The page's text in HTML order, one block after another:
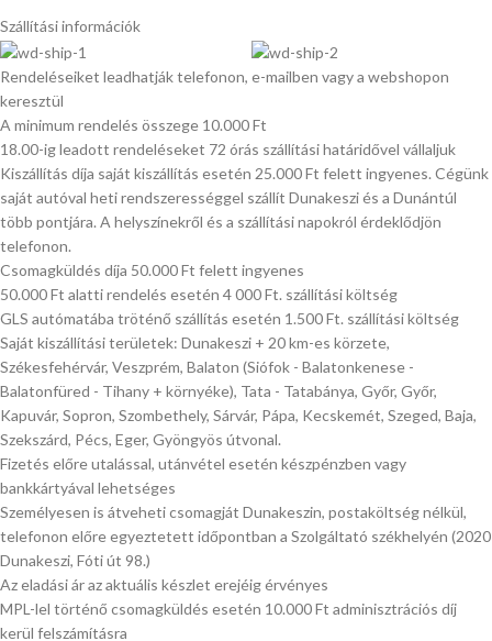
Szállítási információk
Rendeléseiket leadhatják telefonon, e-mailben vagy a webshopon
keresztül
A minimum rendelés összege 10.000 Ft
18.00-ig leadott rendeléseket 72 órás szállítási határidővel vállaljuk
Kiszállítás díja saját kiszállítás esetén 25.000 Ft felett ingyenes. Cégünk
saját autóval heti rendszerességgel szállít Dunakeszi és a Dunántúl
több pontjára. A helyszínekről és a szállítási napokról érdeklődjön
telefonon.
Csomagküldés díja 50.000 Ft felett ingyenes
50.000 Ft alatti rendelés esetén 4 000 Ft. szállítási költség
GLS autómatába tröténő szállítás esetén 1.500 Ft. szállítási költség
Saját kiszállítási területek: Dunakeszi + 20 km-es körzete,
Székesfehérvár, Veszprém, Balaton (Siófok - Balatonkenese -
Balatonfüred - Tihany + környéke), Tata - Tatabánya, Győr, Győr,
Kapuvár, Sopron, Szombethely, Sárvár, Pápa, Kecskemét, Szeged, Baja,
Szekszárd, Pécs, Eger, Gyöngyös útvonal.
Fizetés előre utalással, utánvétel esetén készpénzben vagy
bankkártyával lehetséges
Személyesen is átveheti csomagját Dunakeszin, postaköltség nélkül,
telefonon előre egyeztetett időpontban a Szolgáltató székhelyén (2020
Dunakeszi, Fóti út 98.)
Az eladási ár az aktuális készlet erejéig érvényes
MPL-lel történő csomagküldés esetén 10.000 Ft adminisztrációs díj
kerül felszámításra